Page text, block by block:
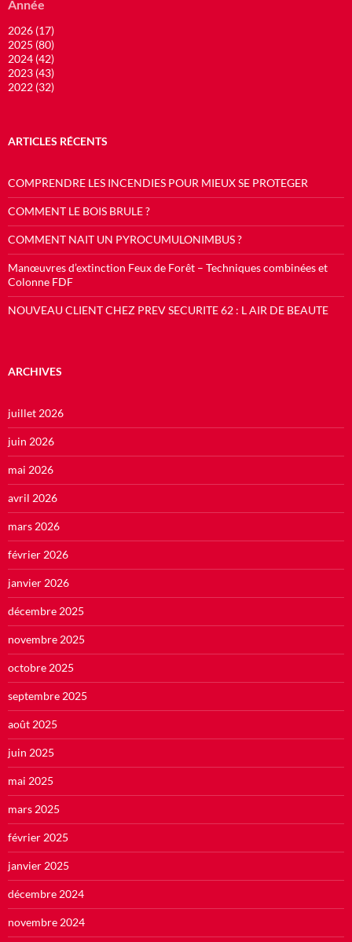
Année
2026 (17)
2025 (80)
2024 (42)
2023 (43)
2022 (32)
ARTICLES RÉCENTS
COMPRENDRE LES INCENDIES POUR MIEUX SE PROTEGER
COMMENT LE BOIS BRULE ?
COMMENT NAIT UN PYROCUMULONIMBUS ?
Manœuvres d’extinction Feux de Forêt – Techniques combinées et
Colonne FDF
NOUVEAU CLIENT CHEZ PREV SECURITE 62 : L AIR DE BEAUTE
ARCHIVES
juillet 2026
juin 2026
mai 2026
avril 2026
mars 2026
février 2026
janvier 2026
décembre 2025
novembre 2025
octobre 2025
septembre 2025
août 2025
juin 2025
mai 2025
mars 2025
février 2025
janvier 2025
décembre 2024
novembre 2024